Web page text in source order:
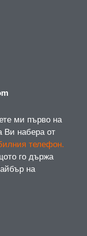
ми първо на
Ви набера от
телефон.
го държа
на